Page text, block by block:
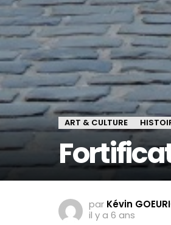
ART & CULTURE
par Kévin
il y a 6 ans